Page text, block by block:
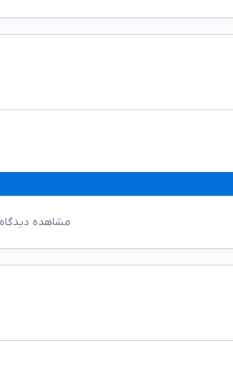
مشاهده